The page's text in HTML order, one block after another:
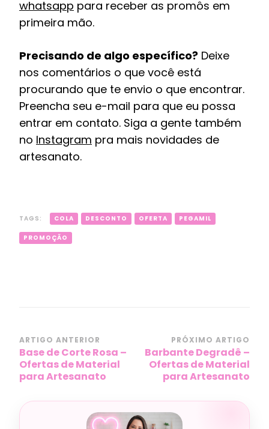
whatsapp para receber as promôs em
primeira mão.
Precisando de algo específico? Deixe
nos comentários o que você está
procurando que te envio o que encontrar.
Preencha seu e-mail para que eu possa
entrar em contato. Siga a gente também
no Instagram pra mais novidades de
artesanato.
TAGS: COLA DESCONTO OFERTA PEGAMIL
PROMOÇÃO
Navegação
de
post
ARTIGO ANTERIOR
Base de Corte Rosa –
Ofertas de Material
para Artesanato
PRÓXIMO ARTIGO
Barbante Degradê –
Ofertas de Material
para Artesanato